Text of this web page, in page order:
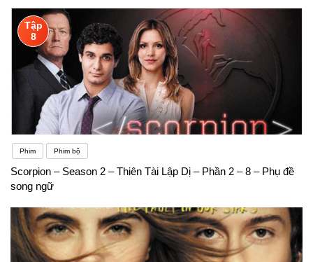
Tập
8
Phim Phim bộ
Scorpion – Season 2 – Thiên Tài Lập Dị – Phần 2 – 8 – Phụ đề
song ngữ